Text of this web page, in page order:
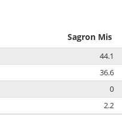
Sagron Mis
44.1
36.6
0
2.2